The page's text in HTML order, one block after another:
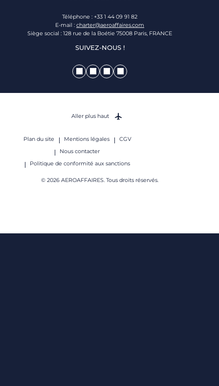
Téléphone : +33 1 44 09 91 82
E-mail : charter@aeroaffaires.com
Siège social : 128 rue de la Boétie 75008 Paris, FRANCE
SUIVEZ-NOUS !
Plan du site Mentions légales
CGV
Nous contacter
Politique de conformité aux sanctions
© 2026 AEROAFFAIRES. Tous droits réservés.
Aller plus haut